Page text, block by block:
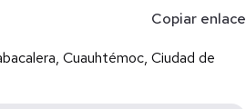
Copiar enlace
Cuauhtémoc, Ciudad de